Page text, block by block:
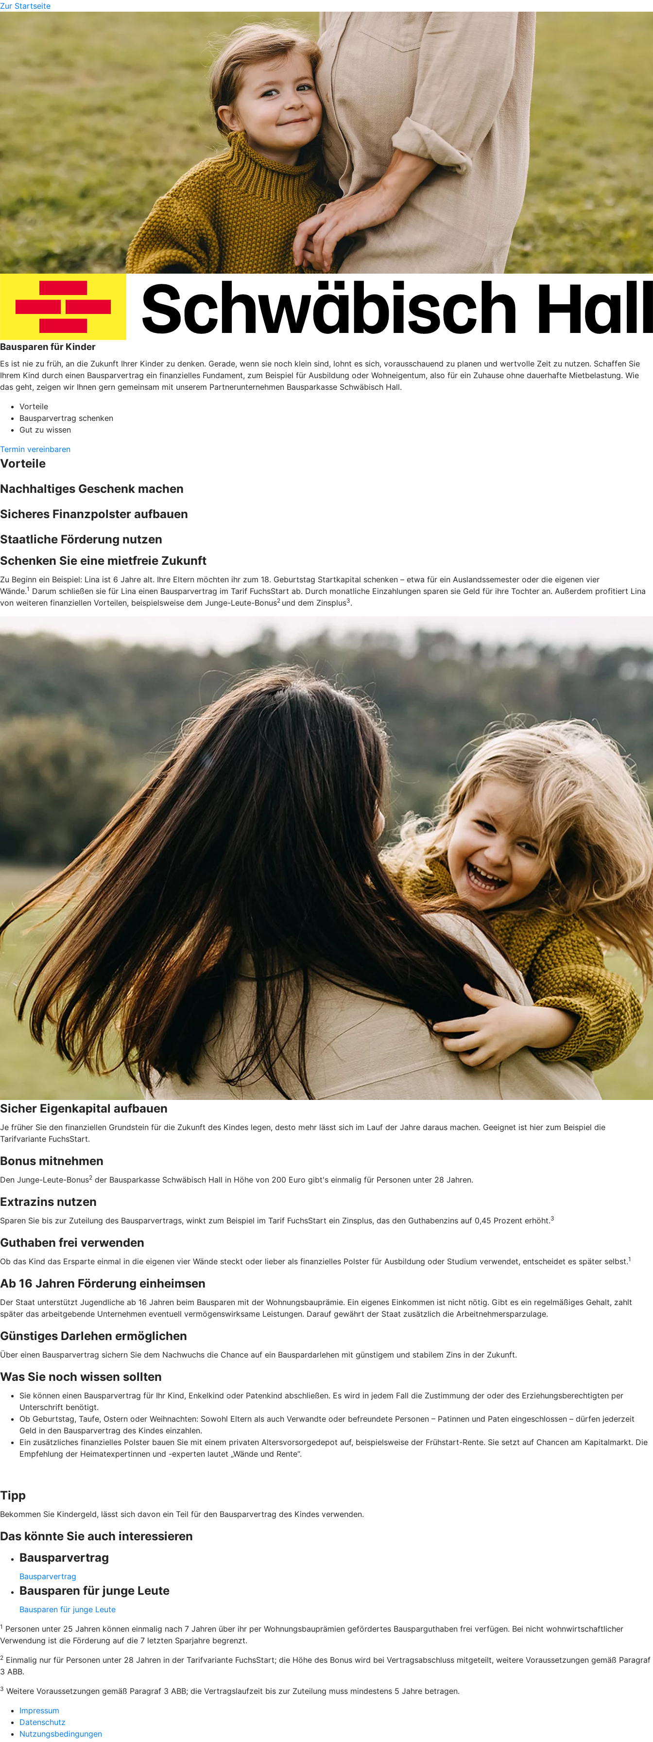
Zur Startseite
Bausparen für Kinder
Es ist nie zu früh, an die Zukunft Ihrer Kinder zu denken. Gerade, wenn sie noch klein sind, lohnt es sich, vorausschauend zu planen und wertvolle Zeit zu nutzen. Schaffen Sie
Ihrem Kind durch einen Bausparvertrag ein finanzielles Fundament, zum Beispiel für Ausbildung oder Wohneigentum, also für ein Zuhause ohne dauerhafte Mietbelastung. Wie
das geht, zeigen wir Ihnen gern gemeinsam mit unserem Partnerunternehmen Bausparkasse Schwäbisch Hall.
Vorteile
Bausparvertrag schenken
Gut zu wissen
Termin vereinbaren
Vorteile
Nachhaltiges Geschenk machen
Sicheres Finanzpolster aufbauen
Staatliche Förderung nutzen
Schenken Sie eine mietfreie Zukunft
Zu Beginn ein Beispiel: Lina ist 6 Jahre alt. Ihre Eltern möchten ihr zum 18. Geburtstag Startkapital schenken – etwa für ein Auslandssemester oder die eigenen vier
Wände.1 Darum schließen sie für Lina einen Bausparvertrag im Tarif FuchsStart ab. Durch monatliche Einzahlungen sparen sie Geld für ihre Tochter an. Außerdem profitiert Lina
von weiteren finanziellen Vorteilen, beispielsweise dem Junge-Leute-Bonus2 und dem Zinsplus3.
Sicher Eigenkapital aufbauen
Je früher Sie den finanziellen Grundstein für die Zukunft des Kindes legen, desto mehr lässt sich im Lauf der Jahre daraus machen. Geeignet ist hier zum Beispiel die
Tarifvariante FuchsStart.
Bonus mitnehmen
Den Junge-Leute-Bonus2 der Bausparkasse Schwäbisch Hall in Höhe von 200 Euro gibt's einmalig für Personen unter 28 Jahren.
Extrazins nutzen
Sparen Sie bis zur Zuteilung des Bausparvertrags, winkt zum Beispiel im Tarif FuchsStart ein Zinsplus, das den Guthabenzins auf 0,45 Prozent erhöht.3
Guthaben frei verwenden
Ob das Kind das Ersparte einmal in die eigenen vier Wände steckt oder lieber als finanzielles Polster für Ausbildung oder Studium verwendet, entscheidet es später selbst.1
Ab 16 Jahren Förderung einheimsen
Der Staat unterstützt Jugendliche ab 16 Jahren beim Bausparen mit der Wohnungsbauprämie. Ein eigenes Einkommen ist nicht nötig. Gibt es ein regelmäßiges Gehalt, zahlt
später das arbeitgebende Unternehmen eventuell vermögenswirksame Leistungen. Darauf gewährt der Staat zusätzlich die Arbeitnehmer­spar­zulage.
Günstiges Darlehen ermöglichen
Über einen Bausparvertrag sichern Sie dem Nachwuchs die Chance auf ein Bauspardarlehen mit günstigem und stabilem Zins in der Zukunft.
Was Sie noch wissen sollten
Sie können einen Bausparvertrag für Ihr Kind, Enkelkind oder Patenkind abschließen. Es wird in jedem Fall die Zustimmung der oder des Erziehungsberechtigten per
Unterschrift benötigt.
Ob Geburtstag, Taufe, Ostern oder Weihnachten: Sowohl Eltern als auch Verwandte oder befreundete Personen – Patinnen und Paten eingeschlossen – dürfen jederzeit
Geld in den Bausparvertrag des Kindes einzahlen.
Ein zusätzliches finanzielles Polster bauen Sie mit einem privaten Altersvorsorgedepot auf, beispielsweise der Frühstart-Rente. Sie setzt auf Chancen am Kapitalmarkt. Die
Empfehlung der Heimatexpertinnen und -experten lautet „Wände und Rente“.
Tipp
Bekommen Sie Kindergeld, lässt sich davon ein Teil für den Bausparvertrag des Kindes verwenden.
Das könnte Sie auch interessieren
Bausparvertrag
Bausparvertrag
Bausparen für junge Leute
Bausparen für junge Leute
1 Personen unter 25 Jahren können einmalig nach 7 Jahren über ihr per Wohnungsbauprämien gefördertes Bausparguthaben frei verfügen. Bei nicht wohnwirtschaftlicher
Verwendung ist die Förderung auf die 7 letzten Sparjahre begrenzt.
2 Einmalig nur für Personen unter 28 Jahren in der Tarifvariante FuchsStart; die Höhe des Bonus wird bei Vertragsabschluss mitgeteilt, weitere Voraussetzungen gemäß Paragraf
3 ABB.
3 Weitere Voraussetzungen gemäß Paragraf 3 ABB; die Vertragslaufzeit bis zur Zuteilung muss mindestens 5 Jahre betragen.
Impressum
Datenschutz
Nutzungsbedingungen